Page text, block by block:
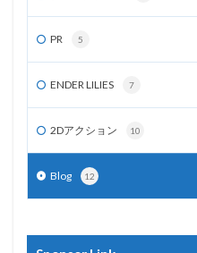
PR 5
ENDER LILIES 7
2Dアクション 10
Blog 12